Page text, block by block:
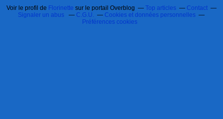
Voir le profil de Florinette sur le portail Overblog Top articles
Contact
Signaler un abus
C.G.U.
Cookies et données personnelles
Préférences cookies